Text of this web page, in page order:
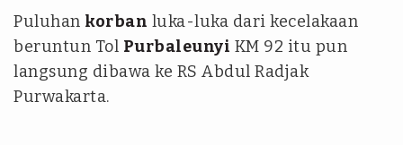
Puluhan korban luka-luka dari kecelakaan
beruntun Tol Purbaleunyi KM 92 itu pun
langsung dibawa ke RS Abdul Radjak
Purwakarta.